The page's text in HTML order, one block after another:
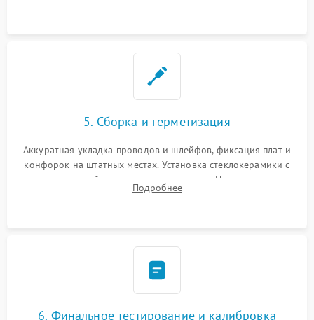
5. Сборка и герметизация
Аккуратная укладка проводов и шлейфов, фиксация плат и
конфорок на штатных местах. Установка стеклокерамики с
проверкой равномерности зазоров. Нанесение
термостойкого герметика или укладка уплотнительной
Подробнее
6. Финальное тестирование и калибровка